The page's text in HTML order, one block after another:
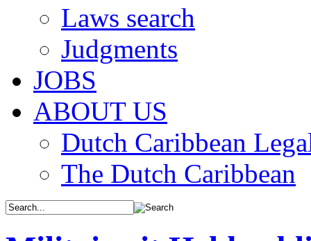
Laws search
Judgments
JOBS
ABOUT US
Dutch Caribbean
The Dutch Caribbean